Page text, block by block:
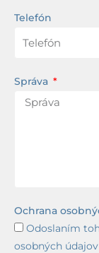
Telefón
Správa
Ochrana
Odoslaním
osobných